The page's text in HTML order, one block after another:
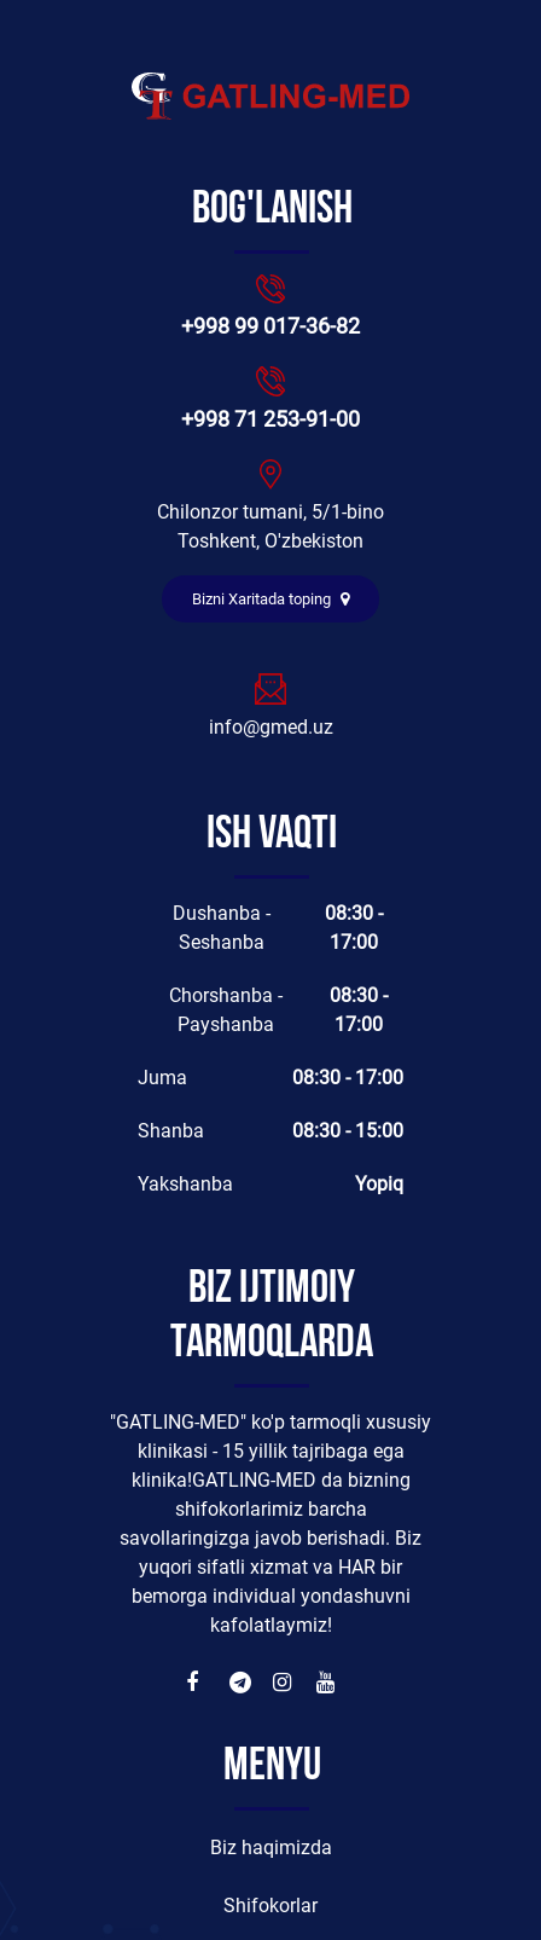
Bog'lanish
+998 99 017-36-82
+998 71 253-91-00
Chilonzor tumani, 5/1-bino
Toshkent, O'zbekiston
Bizni Xaritada toping
info@gmed.uz
Ish vaqti
Dushanba -
Seshanba
08:30 -
17:00
Chorshanba -
Payshanba
08:30 -
17:00
Juma 08:30 - 17:00
Shanba 08:30 - 15:00
Yakshanba Yopiq
Biz ijtimoiy
tarmoqlarda
"GATLING-MED" ko'p tarmoqli xususiy
klinikasi - 15 yillik tajribaga ega
klinika!GATLING-MED da bizning
shifokorlarimiz barcha
savollaringizga javob berishadi. Biz
yuqori sifatli xizmat va HAR bir
bemorga individual yondashuvni
kafolatlaymiz!
Menyu
Biz haqimizda
Shifokorlar